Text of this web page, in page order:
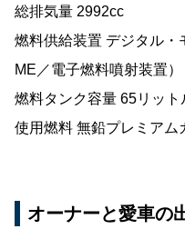
総排気量 2992cc
燃料供給装置 デジタル・
ME／電子燃料噴射装置）
燃料タンク容量 65リット
使用燃料 無鉛プレミアム
オーナーと愛車の